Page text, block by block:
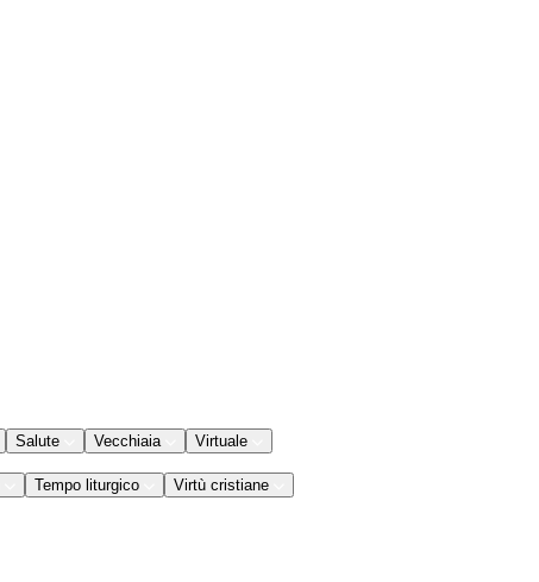
Salute Vecchiaia Virtuale
Tempo liturgico Virtù cristiane